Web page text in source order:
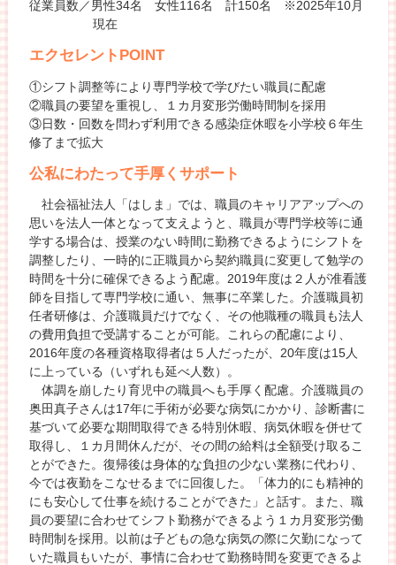
従業員数／男性34名 女性116名 計150名 ※2025年10月
現在
エクセレントPOINT
①シフト調整等により専門学校で学びたい職員に配慮
②職員の要望を重視し、１カ月変形労働時間制を採用
③日数・回数を問わず利用できる感染症休暇を小学校６年生
修了まで拡大
公私にわたって手厚くサポート
社会福祉法人「はしま」では、職員のキャリアアップへの
思いを法人一体となって支えようと、職員が専門学校等に通
学する場合は、授業のない時間に勤務できるようにシフトを
調整したり、一時的に正職員から契約職員に変更して勉学の
時間を十分に確保できるよう配慮。2019年度は２人が准看護
師を目指して専門学校に通い、無事に卒業した。介護職員初
任者研修は、介護職員だけでなく、その他職種の職員も法人
の費用負担で受講することが可能。これらの配慮により、
2016年度の各種資格取得者は５人だったが、20年度は15人
に上っている（いずれも延べ人数）。
体調を崩したり育児中の職員へも手厚く配慮。介護職員の
奥田真子さんは17年に手術が必要な病気にかかり、診断書に
基づいて必要な期間取得できる特別休暇、病気休暇を併せて
取得し、１カ月間休んだが、その間の給料は全額受け取るこ
とができた。復帰後は身体的な負担の少ない業務に代わり、
今では夜勤をこなせるまでに回復した。「体力的にも精神的
にも安心して仕事を続けることができた」と話す。また、職
員の要望に合わせてシフト勤務ができるよう１カ月変形労働
時間制を採用。以前は子どもの急な病気の際に欠勤になって
いた職員もいたが、事情に合わせて勤務時間を変更できるよ